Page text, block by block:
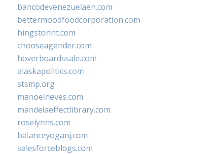
bancodevenezuelaen.com
bettermoodfoodcorporation.com
hingstonnt.com
chooseagender.com
hoverboardssale.com
alaskapolitics.com
stsmp.org
manoelneves.com
mandelaeffectlibrary.com
roselynns.com
balanceyoganj.com
salesforceblogs.com